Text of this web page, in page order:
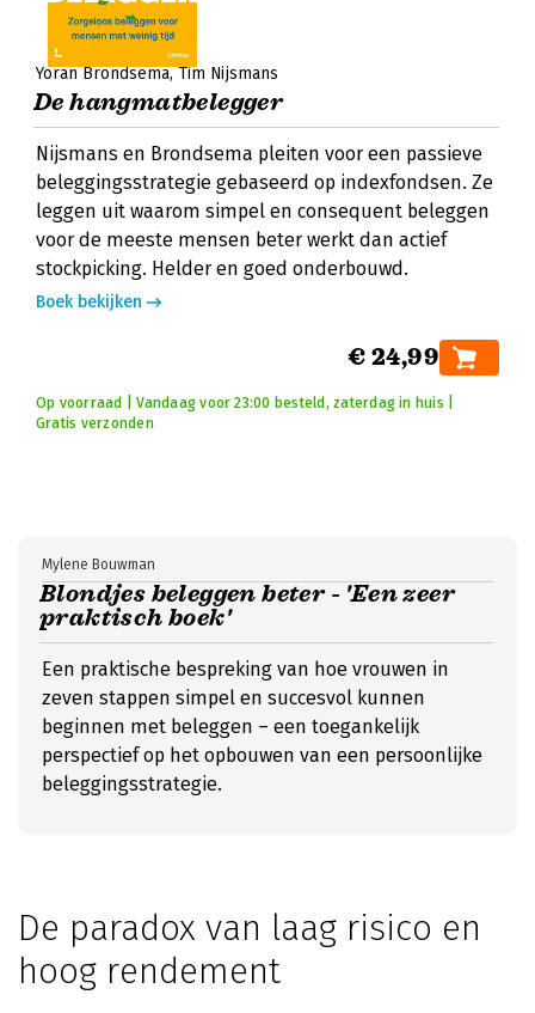
Yoran Brondsema Tim Nijsmans
De hangmatbelegger
Nijsmans en Brondsema pleiten voor een passieve
beleggingsstrategie gebaseerd op indexfondsen. Ze
leggen uit waarom simpel en consequent beleggen
voor de meeste mensen beter werkt dan actief
stockpicking. Helder en goed onderbouwd.
Boek bekijken
€ 24,99
Op voorraad | Vandaag voor 23:00 besteld, zaterdag in huis |
Gratis verzonden
Blondjes beleggen beter - 'Een zeer
praktisch boek'
Mylene Bouwman
Een praktische bespreking van hoe vrouwen in
zeven stappen simpel en succesvol kunnen
beginnen met beleggen – een toegankelijk
perspectief op het opbouwen van een persoonlijke
beleggingsstrategie.
De paradox van laag risico en
hoog rendement